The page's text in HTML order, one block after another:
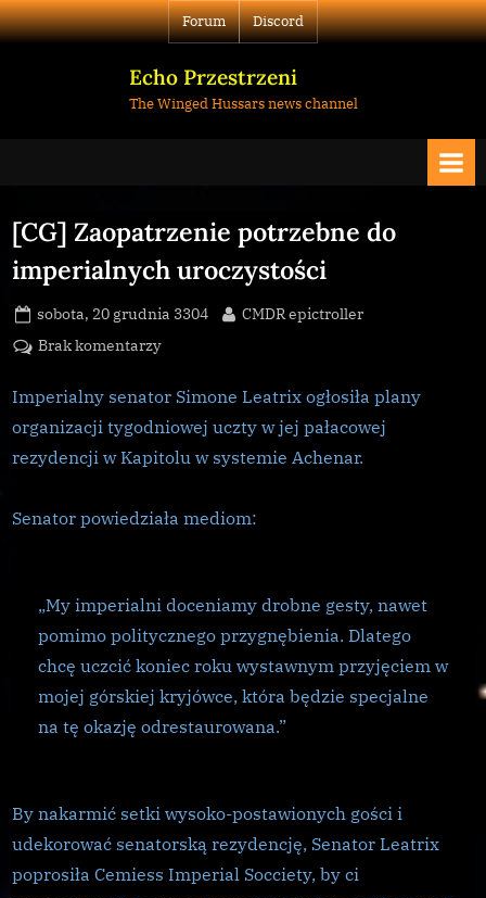
Skip
to
Forum Discord
Echo Przestrzeni
The Winged Hussars news channel
[CG] Zaopatrzenie potrzebne do
imperialnych uroczystości
Posted
on
sobota, 20 grudnia 3304 By
CMDR epictroller
Brak komentarzydo
Zaopatrzenie
potrzebne
imperialnych
Imperialny senator Simone Leatrix ogłosiła plany
organizacji tygodniowej uczty w jej pałacowej
rezydencji w Kapitolu w systemie Achenar.
Senator powiedziała mediom:
„My imperialni doceniamy drobne gesty, nawet
pomimo politycznego przygnębienia. Dlatego
chcę uczcić koniec roku wystawnym przyjęciem w
mojej górskiej kryjówce, która będzie specjalne
na tę okazję odrestaurowana.”
By nakarmić setki wysoko-postawionych gości i
udekorować senatorską rezydencję, Senator Leatrix
poprosiła Cemiess Imperial Socciety, by ci